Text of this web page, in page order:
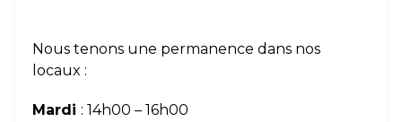
Nous tenons une permanence dans nos
locaux :
Mardi : 14h00 – 16h00